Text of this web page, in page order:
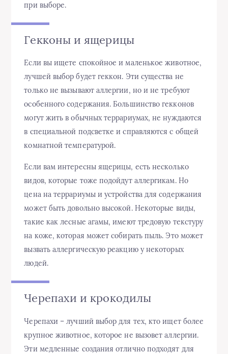
при выборе.
Гекконы и ящерицы
Если вы ищете спокойное и маленькое животное,
лучшей выбор будет геккон. Эти существа не
только не вызывают аллергии, но и не требуют
особенного содержания. Большинство гекконов
могут жить в обычных террариумах, не нуждаются
в специальной подсветке и справляются с общей
комнатной температурой.
Если вам интересны ящерицы, есть несколько
видов, которые тоже подойдут аллергикам. Но
цена на террариумы и устройства для содержания
может быть довольно высокой. Некоторые виды,
такие как лесные агамы, имеют тредовую текстуру
на коже, которая может собирать пыль. Это может
вызвать аллергическую реакцию у некоторых
людей.
Черепахи и крокодилы
Черепахи – лучший выбор для тех, кто ищет более
крупное животное, которое не вызовет аллергии.
Эти медленные создания отлично подходят для